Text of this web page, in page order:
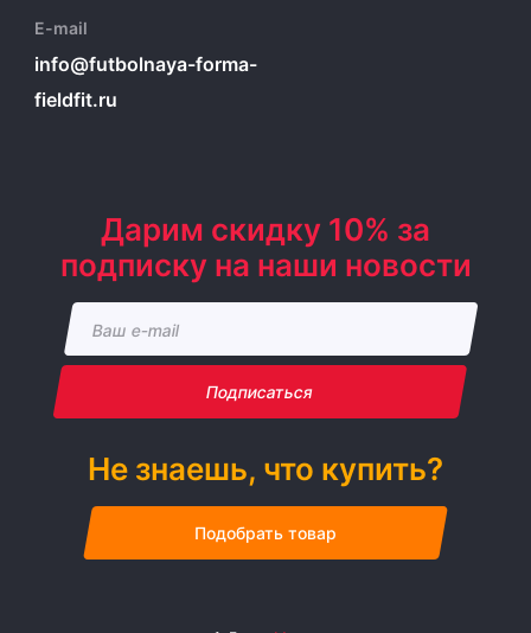
E-mail
info@futbolnaya-forma-
fieldfit.ru
Дарим скидку 10% за
подписку на наши новости
Подписаться
Не знаешь, что купить?
Подобрать товар